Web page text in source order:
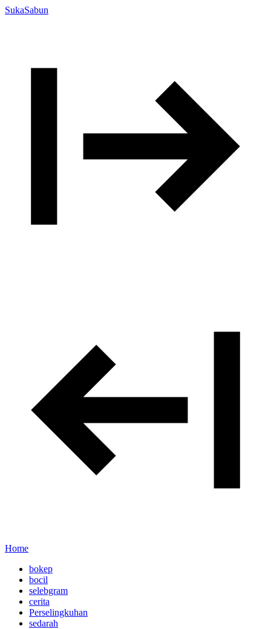
SukaSabun
Home
bokep
bocil
selebgram
cerita
Perselingkuhan
sedarah